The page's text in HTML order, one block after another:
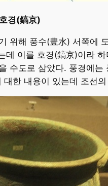
경(鎬京)
위해 풍수(豊水) 서쪽에
데 이를 호경(鎬京)이라
수도로 삼았다. 풍경에
한 내용이 있는데 조선